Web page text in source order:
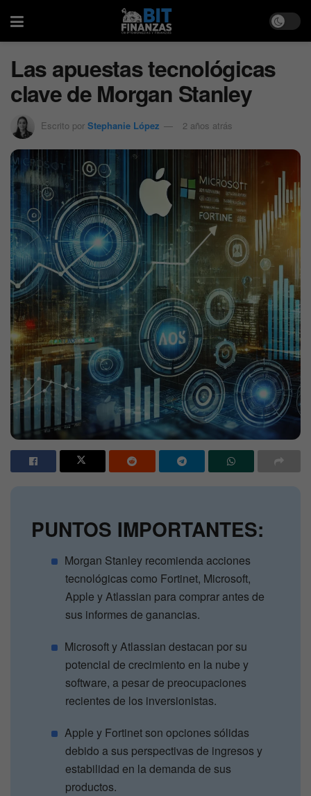
Las apuestas tecnológicas
clave de Morgan Stanley
Escrito por Stephanie López 2 años atrás
PUNTOS IMPORTANTES:
Morgan Stanley recomienda acciones
tecnológicas como Fortinet, Microsoft,
Apple y Atlassian para comprar antes de
sus informes de ganancias.
Microsoft y Atlassian destacan por su
potencial de crecimiento en la nube y
software, a pesar de preocupaciones
recientes de los inversionistas.
Apple y Fortinet son opciones sólidas
debido a sus perspectivas de ingresos y
estabilidad en la demanda de sus
productos.